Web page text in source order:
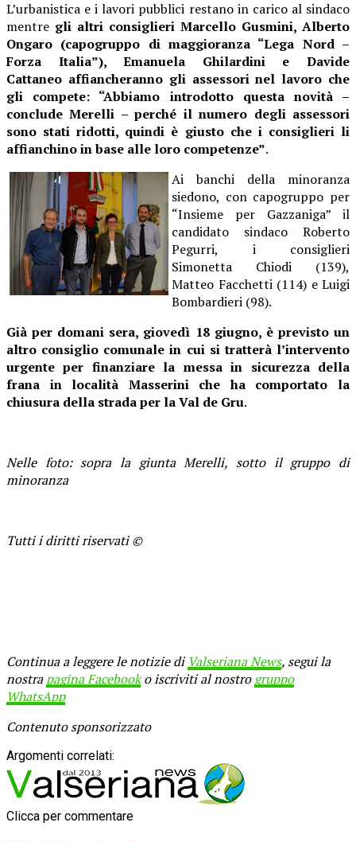
L’urbanistica e i lavori pubblici restano in carico al sindaco
mentre gli altri consiglieri Marcello Gusmini, Alberto
Ongaro (capogruppo di maggioranza “Lega Nord –
Forza Italia”), Emanuela Ghilardini e Davide
Cattaneo affiancheranno gli assessori nel lavoro che
gli compete: “Abbiamo introdotto questa novità –
conclude Merelli – perché il numero degli assessori
sono stati ridotti, quindi è giusto che i consiglieri li
affianchino in base alle loro competenze”.
Ai banchi della minoranza
siedono, con capogruppo per
“Insieme per Gazzaniga” il
candidato sindaco Roberto
Pegurri, i consiglieri
Simonetta Chiodi (139),
Matteo Facchetti (114) e Luigi
Bombardieri (98).
Già per domani sera, giovedì 18 giugno, è previsto un
altro consiglio comunale in cui si tratterà l’intervento
urgente per finanziare la messa in sicurezza della
frana in località Masserini che ha comportato la
chiusura della strada per la Val de Gru.
Nelle foto: sopra la giunta Merelli, sotto il gruppo di
minoranza
Tutti i diritti riservati ©
Continua a leggere le notizie di Valseriana News, segui la
nostrapagina Facebooko iscriviti al nostrogruppo
WhatsApp
Contenuto sponsorizzato
Argomenti correlati:
Clicca per commentare